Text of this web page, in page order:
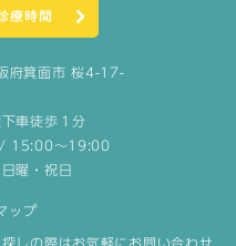
療時間
箕面市 桜4-17-
車徒歩１分
15:00～19:00
曜・祝日
ップ
しの際はお気軽にお問い合わせ